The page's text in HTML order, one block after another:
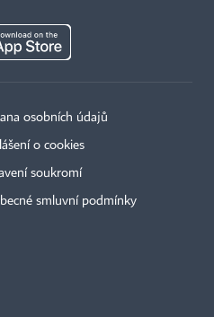
osobních údajů
o cookies
soukromí
smluvní podmínky